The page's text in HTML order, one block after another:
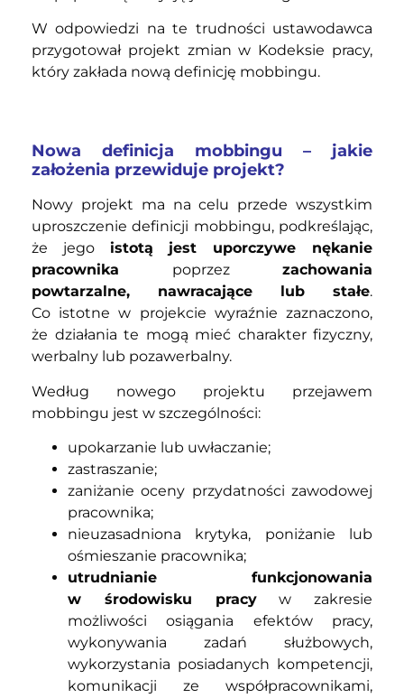
W odpowiedzi na te trudności ustawodawca
przygotował projekt zmian w Kodeksie pracy,
który zakłada nową definicję mobbingu.
Nowa definicja mobbingu – jakie
założenia przewiduje projekt?
Nowy projekt ma na celu przede wszystkim
uproszczenie definicji mobbingu, podkreślając,
że jego istotą jest uporczywe nękanie
pracownika poprzez zachowania
powtarzalne, nawracające lub stałe.
Co istotne w projekcie wyraźnie zaznaczono,
że działania te mogą mieć charakter fizyczny,
werbalny lub pozawerbalny.
Według nowego projektu przejawem
mobbingu jest w szczególności:
upokarzanie lub uwłaczanie;
zastraszanie;
zaniżanie oceny przydatności zawodowej
pracownika;
nieuzasadniona krytyka, poniżanie lub
ośmieszanie pracownika;
utrudnianie funkcjonowania
w środowisku pracyw zakresie
możliwości osiągania efektów pracy,
wykonywania zadań służbowych,
wykorzystania posiadanych kompetencji,
komunikacji ze współpracownikami,